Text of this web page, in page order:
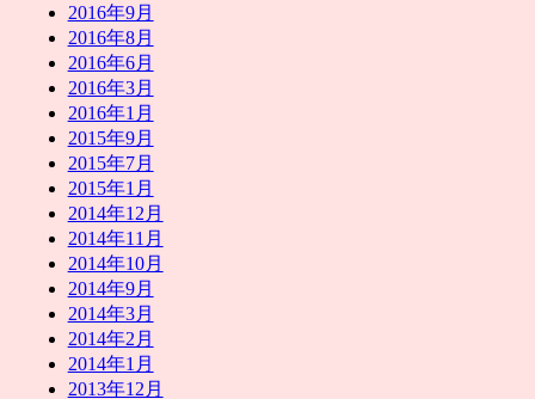
2016年9月
2016年8月
2016年6月
2016年3月
2016年1月
2015年9月
2015年7月
2015年1月
2014年12月
2014年11月
2014年10月
2014年9月
2014年3月
2014年2月
2014年1月
2013年12月